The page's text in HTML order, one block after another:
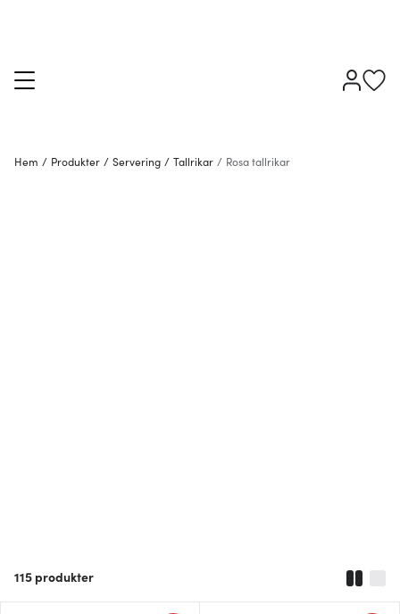
Hem / Produkter / Servering / Tallrikar / Rosa tallrikar
115 produkter